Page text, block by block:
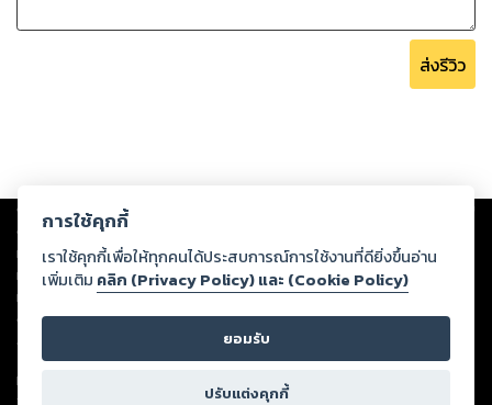
ส่งรีวิว
Copyright © 2026
ต่อผลงานหรือเนื้อหาใดที่อัปโหลดผ่านเว็บไซต์และปรากฏว่าละเมิดสิทธิใน
ทรัพย์สินทางปัญญาของบุคคลอื่นหรือขัดต่อกฎหมายและศีลธรรม ดังนั้น ผู้อ่าน
ทุกท่านโปรดใช้วิจารณญาณในการกลั่นกรองด้วยตนเอง และหากท่านพบว่าส่วน
หนึ่งส่วนใดขัดต่อกฎหมายและศีลธรรม กรุณาแจ้งมายังบริษัท เพื่อทีมงานจะได้
ดำเนินการในทันที ทั้งนี้ ทางสตอรี่ล็อกขอสงวนลิขสิทธิ์ตามพระราชบัญญัติ
ลิขสิทธิ์ พ.ศ. 2537 (ฉบับล่าสุด)
For support: member@ookbee.com
การใช้คุกกี้
เราใช้คุกกี้เพื่อให้ทุกคนได้ประสบการณ์การใช้งานที่ดียิ่งขึ้นอ่าน
เพิ่มเติม คลิก (Privacy Policy) และ (Cookie Policy)
ยอมรับ
ปรับแต่งคุกกี้